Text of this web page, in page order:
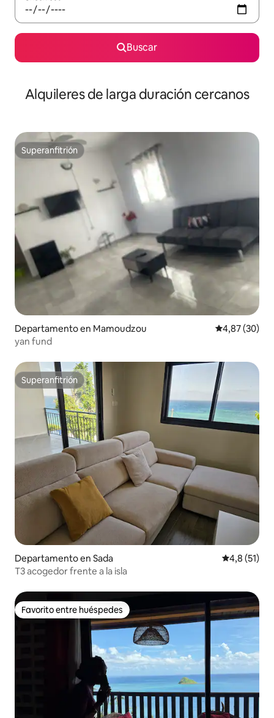
Buscar
Alquileres de larga duración cercanos
Superanfitrión
Superanfitrión
Departamento en Mamoudzou Calificación
4,87 (30)
yan fund
Superanfitrión
Superanfitrión
Departamento en Sada Calificación
4,8 (51)
T3 acogedor frente a la isla
Favorito entre huéspedes
Favorito entre huéspedes